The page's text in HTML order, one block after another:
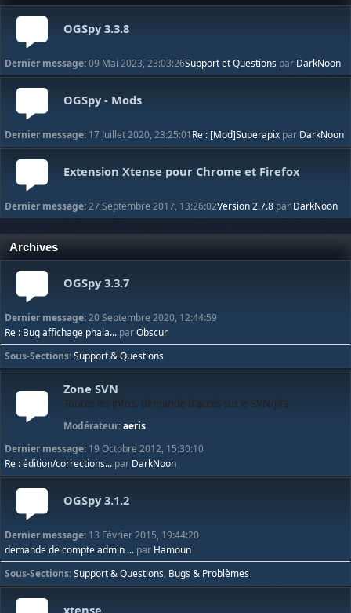
OGSpy 3.3.8
Dernier message:09 Mai 2023, 23:03:26Support et Questions par DarkNoon
OGSpy - Mods
Dernier message: 17 Juillet 2020, 23:25:01Re : [Mod]Superapix par DarkNoon
Extension Xtense pour Chrome et Firefox
Dernier message:27 Septembre 2017, 13:26:02Version 2.7.8 par DarkNoon
Archives
OGSpy 3.3.7
Dernier message:20 Septembre 2020, 12:44:59
Re : Bug affichage phala... parObscur
Sous-Sections Support & Questions
Zone SVN
Toutes les infos, demande d'accés sur le SVN/Jira
Modérateur:aeris
Dernier message: 19 Octobre 2012, 15:30:10
Re : édition/corrections... par DarkNoon
OGSpy 3.1.2
Dernier message: 13 Février 2015, 19:44:20
demande de compte admin ... par Hamoun
Sous-Sections Support & Questions Bugs & Problèmes